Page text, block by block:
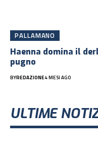
PALLAMANO
Haenna domina il
pugno
BYREDAZIONE4 MESI AGO
ULTIME